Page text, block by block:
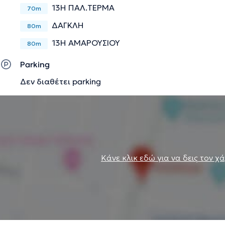
70m 13Η ΠΑΛ.ΤΕΡΜΑ
80m ΔΑΓΚΛΗ
80m 13Η ΑΜΑΡΟΥΣΙΟΥ
Parking
Δεν διαθέτει parking
Κάνε κλικ εδώ για να δεις τον